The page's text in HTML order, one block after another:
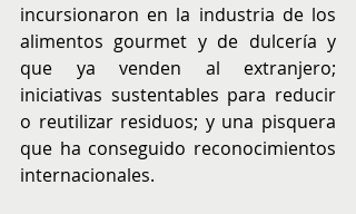
incursionaron en la industria de los
alimentos gourmet y de dulcería y
que ya venden al extranjero;
iniciativas sustentables para reducir
o reutilizar residuos; y una pisquera
que ha conseguido reconocimientos
internacionales.